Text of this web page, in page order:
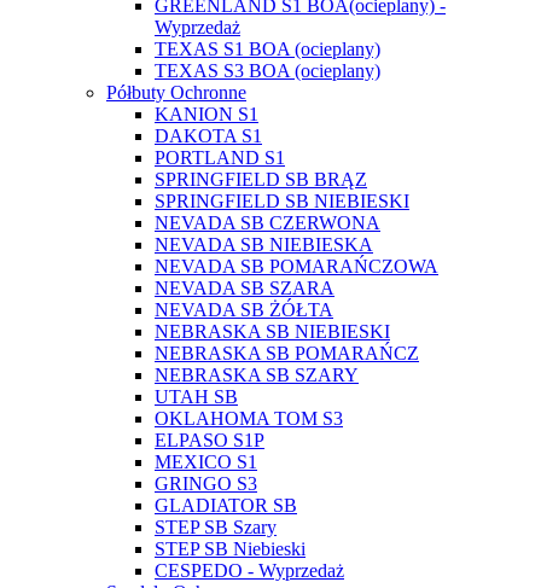
GREENLAND S1 BOA(ocieplany) -
Wyprzedaż
TEXAS S1 BOA (ocieplany)
TEXAS S3 BOA (ocieplany)
Półbuty Ochronne
KANION S1
DAKOTA S1
PORTLAND S1
SPRINGFIELD SB BRĄZ
SPRINGFIELD SB NIEBIESKI
NEVADA SB CZERWONA
NEVADA SB NIEBIESKA
NEVADA SB POMARAŃCZOWA
NEVADA SB SZARA
NEVADA SB ŻÓŁTA
NEBRASKA SB NIEBIESKI
NEBRASKA SB POMARAŃCZ
NEBRASKA SB SZARY
UTAH SB
OKLAHOMA TOM S3
ELPASO S1P
MEXICO S1
GRINGO S3
GLADIATOR SB
STEP SB Szary
STEP SB Niebieski
CESPEDO - Wyprzedaż